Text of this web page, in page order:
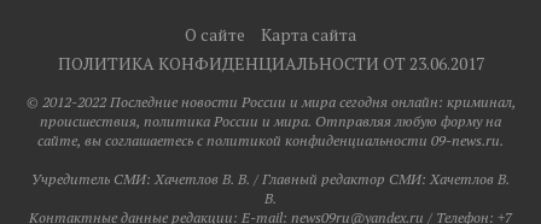
О сайте
Карта сайта
ПОЛИТИКА КОНФИДЕНЦИАЛЬНОСТИ ОТ 23.06.2017
© 2012-2022 Последние новости России и мира сегодня онлайн: криминал,
происшествия, политика России и мира. Отправляя любую форму на
сайте, вы соглашаетесь с политикой конфиденциальности 09-news.ru.
Учредитель СМИ: Хaчeтлoв B. B. / Главный редактор СМИ: Хaчeтлoв B.
B.
Контактные данные редакции: E-mail: news09ru@yandex.ru / Телефон: +7